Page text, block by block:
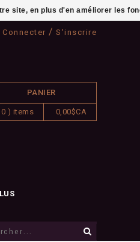
Connecter / S'inscrire
PANIER
0 ) items 0,00$CA
site, en plus d'en améliorer les